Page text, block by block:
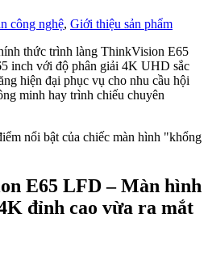
công nghệ, Giới thiệu sản phẩm
thức trình làng ThinkVision E65
inch với độ phân giải 4K UHD sắc
hiện đại phục vụ cho nhu cầu hội
minh hay trình chiếu chuyên
nổi bật của chiếc màn hình "khổng
E65 LFD – Màn hình
đỉnh cao vừa ra mắt